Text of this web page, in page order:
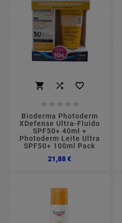
  
    
Bioderma Photoderm
XDefense Ultra-Fluido
SPF50+ 40ml +
Photoderm Leite Ultra
SPF50+ 100ml Pack
21,88 €Preço